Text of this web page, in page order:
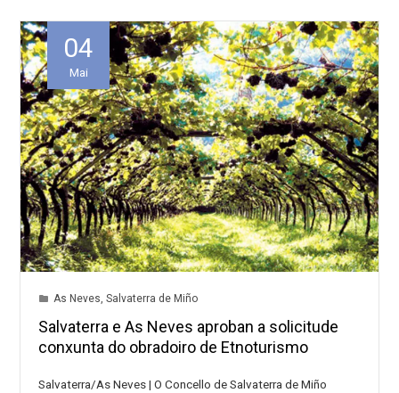
04
Mai
As Neves,Salvaterra de Miño
Salvaterra e As Neves aproban a solicitude
conxunta do obradoiro de Etnoturismo
Salvaterra/As Neves | O Concello de Salvaterra de Miño